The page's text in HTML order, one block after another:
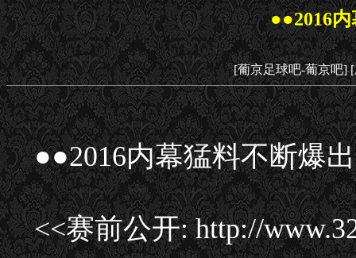
●●2016
[葡京足球吧-葡京吧] [
●●2016内幕猛料不断爆
<<赛前公开: http://